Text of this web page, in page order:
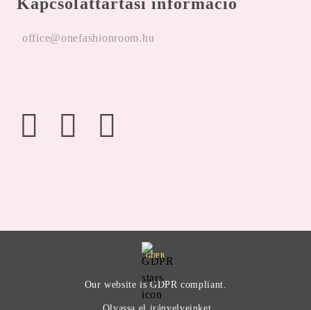
office@onefashionroom.hu
GDPR
Our website is GDPR compliant.